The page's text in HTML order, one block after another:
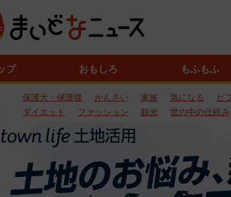
プ おもしろ もふもふ
保護犬・保護猫 かんさい 家族 気になる ビ
ダイエット
ファッション 観光 世の中の仕組み